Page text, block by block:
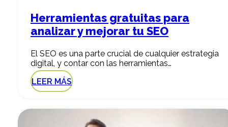
Herramientas gratuitas para
analizar y mejorar tu SEO
El SEO es una parte crucial de cualquier estrategia
digital, y contar con las herramientas…
LEER MÁS